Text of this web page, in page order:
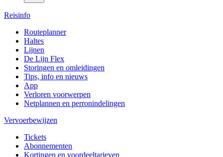
Reisinfo
Routeplanner
Haltes
Lijnen
De Lijn Flex
Storingen en omleidingen
Tips, info en nieuws
App
Verloren voorwerpen
Netplannen en perronindelingen
Vervoerbewijzen
Tickets
Abonnementen
Kortingen en voordeeltarieven